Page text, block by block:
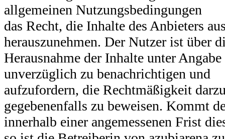
allgemeinen Nutzungsbedingungen
das Recht, die Inhalte des Anbieters
herauszunehmen. Der Nutzer ist über
Herausnahme der Inhalte unter
unverzüglich zu benachrichtigen und
aufzufordern, die Rechtmäßigkeit
gegebenenfalls zu beweisen. Kommt
innerhalb einer angemessenen Frist